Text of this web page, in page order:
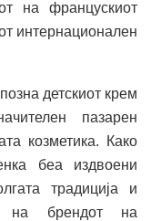
на францускиот
интернационален
детскиот крем
пазарен
козметика. Како
беа издвоени
традиција и
на брендот на